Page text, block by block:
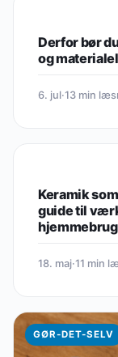
Derfor bør
og
6. jul·13 min
Keramik
guide til
hjemmebrug
18. maj·11 min
GØR-DET-SELV